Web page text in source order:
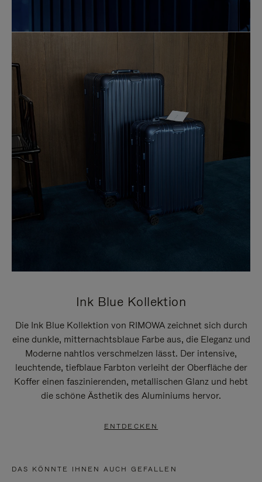
Ink Blue Kollektion
Die Ink Blue Kollektion von RIMOWA zeichnet sich durch
eine dunkle, mitternachtsblaue Farbe aus, die Eleganz und
Moderne nahtlos verschmelzen lässt. Der intensive,
leuchtende, tiefblaue Farbton verleiht der Oberfläche der
Koffer einen faszinierenden, metallischen Glanz und hebt
die schöne Ästhetik des Aluminiums hervor.
ENTDECKEN
DAS KÖNNTE IHNEN AUCH GEFALLEN